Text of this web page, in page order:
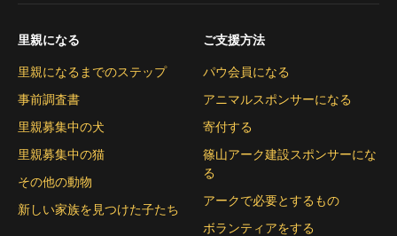
里親になる
里親になるまでのステップ
事前調査書
里親募集中の犬
里親募集中の猫
その他の動物
新しい家族を見つけた子たち
ご支援方法
パウ会員になる
アニマルスポンサーになる
寄付する
篠山アーク建設スポンサーにな
る
アークで必要とするもの
ボランティアをする